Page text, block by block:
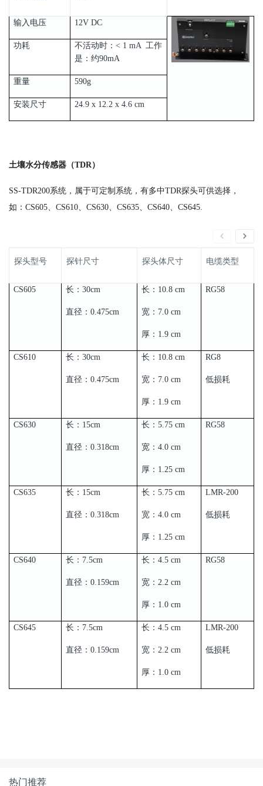
输入电压 12V DC
功耗
不活动时：< 1 mA 工作
是：约90mA
重量 590g
安装尺寸 24.9 x 12.2 x 4.6 cm
土壤水分传感器（TDR）
SS-TDR200系统，属于可定制系统，有多中TDR探头可供选择，
如：CS605、CS610、CS630、CS635、CS640、CS645.
探头型号 探针尺寸 探头体尺寸 电缆类型
CS605 长：30cm
直径：0.475cm
长：10.8 cm
宽：7.0 cm
厚：1.9 cm
RG58
CS610 长：30cm
直径：0.475cm
长：10.8 cm
宽：7.0 cm
厚：1.9 cm
RG8
低损耗
CS630 长：15cm
直径：0.318cm
长：5.75 cm
宽：4.0 cm
厚：1.25 cm
RG58
CS635 长：15cm
直径：0.318cm
长：5.75 cm
宽：4.0 cm
厚：1.25 cm
LMR-200
低损耗
CS640 长：7.5cm
直径：0.159cm
长：4.5 cm
宽：2.2 cm
厚：1.0 cm
RG58
CS645 长：7.5cm
直径：0.159cm
长：4.5 cm
宽：2.2 cm
厚：1.0 cm
LMR-200
低损耗
热门推荐